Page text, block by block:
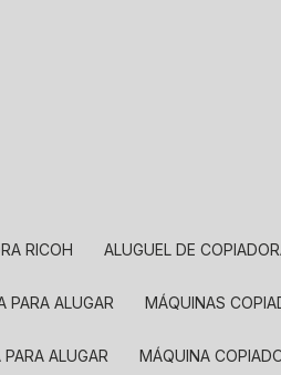
RICOH ALUGUEL DE
PARA ALUGAR MÁQUINAS
PARA ALUGAR MÁQUINA